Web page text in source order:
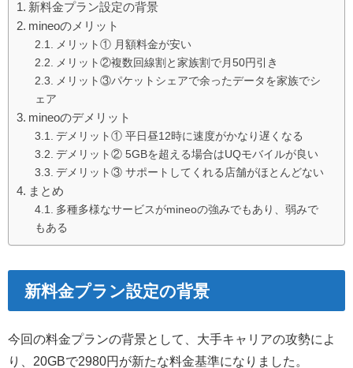
新料金プラン設定の背景
mineoのメリット
メリット① 月額料金が安い
メリット②複数回線割と家族割で月50円引き
メリット③パケットシェアで余ったデータを家族でシ
ェア
mineoのデメリット
デメリット① 平日昼12時に速度がかなり遅くなる
デメリット② 5GBを超える場合はUQモバイルが良い
デメリット③ サポートしてくれる店舗がほとんどない
まとめ
多種多様なサービスがmineoの強みでもあり、弱みで
もある
新料金プラン設定の背景
今回の料金プランの背景として、大手キャリアの攻勢によ
り、20GBで2980円が新たな料金基準になりました。